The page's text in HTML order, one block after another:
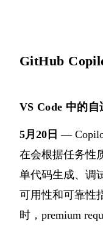
GitHub
VS Code 中的
5月20日 —
在会根据任务性
单代码生成、调
可用性和可靠性
时，premium